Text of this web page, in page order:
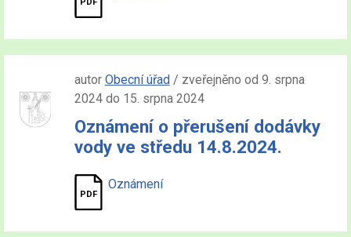
autor Obecní úřad/ zveřejněno od 9. srpna
2024 do 15. srpna 2024
Oznámení o přerušení dodávky
vody ve středu 14.8.2024.
Oznámení